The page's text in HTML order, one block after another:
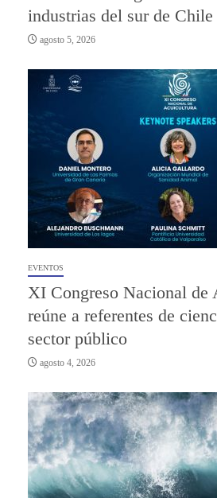
industrias del sur de Chile
agosto 5, 2026
EVENTOS
XI Congreso Nacional de
reúne a referentes de
sector público
agosto 4, 2026